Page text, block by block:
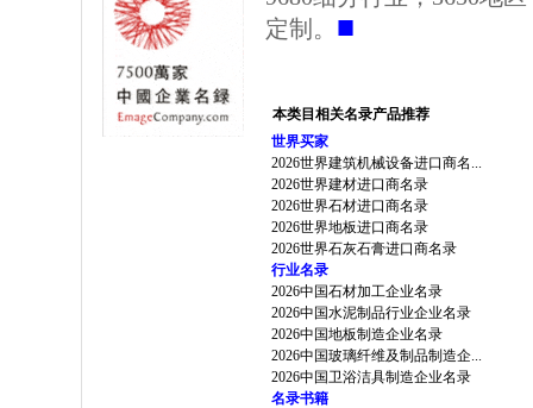
定制。 ■
本类目相关名录产品推荐
世界买家
2026世界建筑机械设备进口商名...
2026世界建材进口商名录
2026世界石材进口商名录
2026世界地板进口商名录
2026世界石灰石膏进口商名录
行业名录
2026中国石材加工企业名录
2026中国水泥制品行业企业名录
2026中国地板制造企业名录
2026中国玻璃纤维及制品制造企...
2026中国卫浴洁具制造企业名录
名录书籍